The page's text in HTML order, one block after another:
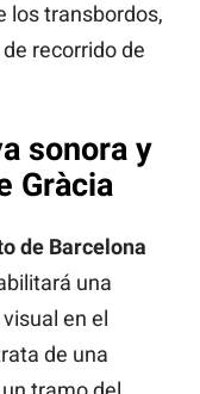
los transbordos,
recorrido de
sonora y
Gràcia
de Barcelona
una
en el
de una